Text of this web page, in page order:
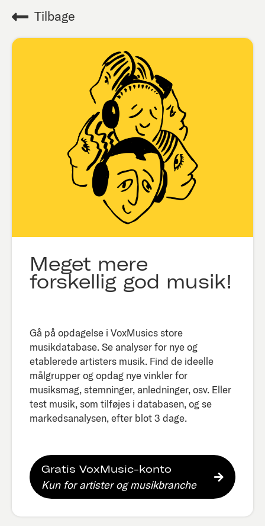
Tilbage
Meget mere
forskellig god musik!
Gå på opdagelse i VoxMusics store
musikdatabase. Se analyser for nye og
etablerede artisters musik. Find de ideelle
målgrupper og opdag nye vinkler for
musiksmag, stemninger, anledninger, osv. Eller
test musik, som tilføjes i databasen, og se
markedsanalysen, efter blot 3 dage.​
Gratis VoxMusic-konto
Kun for artister og musikbranche